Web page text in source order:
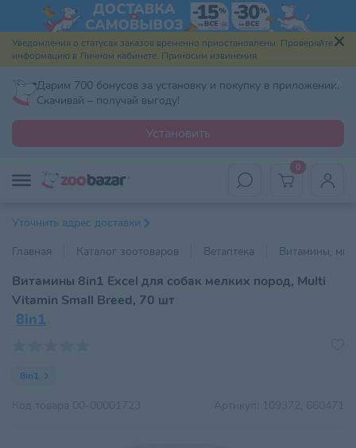
Уведомления о статусах заказов временно приостановлены. Проверяйте
информацию в Личном кабинете. Приносим извинения.
Дарим 700 бонусов за установку и покупку в приложении.
Скачивай – получай выгоду!
Установить
0
Уточнить адрес доставки
Главная
Каталог зоотоваров Ветаптека Витамины,
Витамины 8in1 Excel для собак мелких пород, Multi
Vitamin Small Breed, 70 шт
8in1
8in1